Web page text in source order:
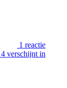
1 reactie
verschijnt in